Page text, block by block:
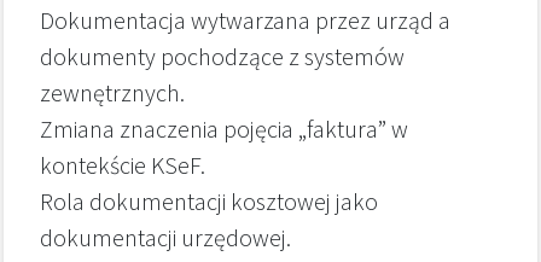
Dokumentacja wytwarzana przez urząd a
dokumenty pochodzące z systemów
zewnętrznych.
Zmiana znaczenia pojęcia „faktura” w
kontekście KSeF.
Rola dokumentacji kosztowej jako
dokumentacji urzędowej.